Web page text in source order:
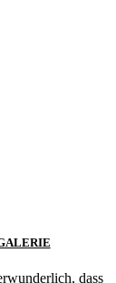
dass